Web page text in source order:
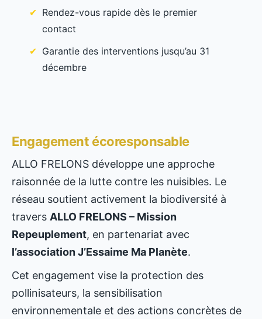
Rendez-vous rapide dès le premier
contact
Garantie des interventions jusqu’au 31
décembre
Engagement écoresponsable
ALLO FRELONS développe une approche
raisonnée de la lutte contre les nuisibles. Le
réseau soutient activement la biodiversité à
travers ALLO FRELONS – Mission
Repeuplement, en partenariat avec
l’association J’Essaime Ma Planète.
Cet engagement vise la protection des
pollinisateurs, la sensibilisation
environnementale et des actions concrètes de